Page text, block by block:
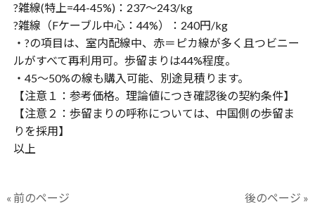
?雑線(特上=44-45%)：237〜243/kg
?雑線（Fケーブル中心：44%）：240円/kg
・?の項目は、室内配線中、赤＝ピカ線が多く且つビニー
ルがすべて再利用可。歩留まりは44%程度。
・45〜50%の線も購入可能、別途見積ります。
【注意１：参考価格。理論値につき確認後の契約条件】
【注意２：歩留まりの呼称については、中国側の歩留ま
りを採用】
以上
« 前のページ 後のページ »